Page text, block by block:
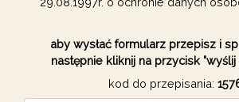
aby wysłać formularz przepisz i
następnie kliknij na przycisk
kod do przepisania: